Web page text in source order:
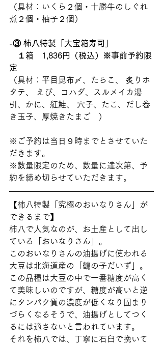
（具材：いくら２個・十勝牛のしぐれ
煮２個・柚子２個）
-③ 柿八特製「大宝箱寿司」
１箱　1,836円（税込）※事前予約限
定
（具材：平目昆布〆、たらこ、 炙りホ
タテ、 えび、コハダ、スルメイカ湯
引、かに、紅鮭、 穴子、たこ、だし巻
き玉子、厚焼きたまご   ）
※ご予約は当日９時までとさせていた
だきます。
※数量限定のため、数量に達次第、予
約を締め切らせていただきます。
【柿八特製「究極のおいなりさん」が
できるまで】
柿八で人気なのが、お土産として出し
ている「おいなりさん」。
このおいなりさんの油揚げに使われる
大豆は北海道産の「鶴の子だいず」。
この品種は大豆の中で一番糖度が高く
て美味しいのですが、糖度が高いと逆
にタンパク質の濃度が低くなり固まり
づらくなるそうで、油揚げとしてつく
るには適さないと言われています。
それを柿八では、丁寧に石臼で挽いて